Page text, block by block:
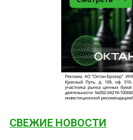
СВЕЖИЕ НОВОСТИ